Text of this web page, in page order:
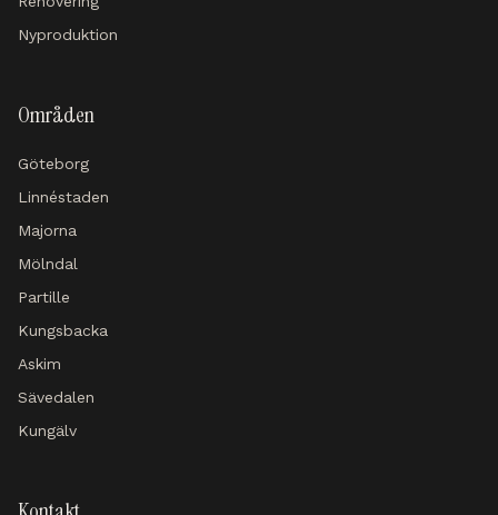
Nyproduktion
Områden
Göteborg
Linnéstaden
Majorna
Mölndal
Partille
Kungsbacka
Askim
Sävedalen
Kungälv